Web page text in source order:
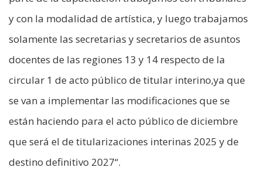
y con la modalidad de artística, y luego trabajamos
solamente las secretarias y secretarios de asuntos
docentes de las regiones 13 y 14 respecto de la
circular 1 de acto público de titular interino,ya que
se van a implementar las modificaciones que se
están haciendo para el acto público de diciembre
que será el de titularizaciones interinas 2025 y de
destino definitivo 2027“.